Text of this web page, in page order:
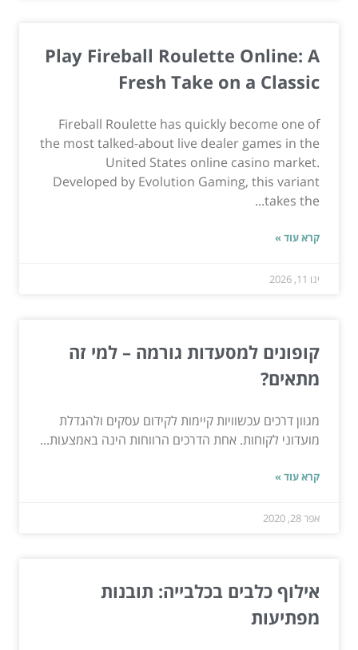
Play Fireball Roulette Online: A
Fresh Take on a Classic
Fireball Roulette has quickly become one of
the most talked-about live dealer games in the
United States online casino market.
Developed by Evolution Gaming, this variant
takes the...
קרא עוד »
ינו 11, 2026
קופונים למסעדות גורמה – למי זה
מתאים?
מגוון דרכים עכשוויות קיימות לקידום עסקים ולהגדלת
מועדוני לקוחות. אחת הדרכים הרווחות הינה באמצעות...
קרא עוד »
אפר 28, 2020
אילוף כלבים בכלבייה: תובנות
מפתיעות